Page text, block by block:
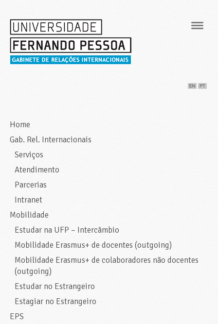
Home
Gab. Rel. Internacionais
Serviços
Atendimento
Parcerias
Intranet
Mobilidade
Estudar na UFP – Intercâmbio
Mobilidade Erasmus+ de docentes (outgoing)
Mobilidade Erasmus+ de colaboradores não docentes
(outgoing)
Estudar no Estrangeiro
Estagiar no Estrangeiro
EPS